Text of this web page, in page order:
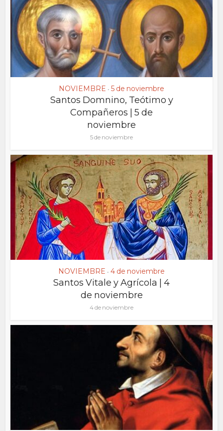
NOVIEMBRE • 5 de noviembre
Santos Domnino, Teótimo y
Compañeros | 5 de
noviembre
5 de noviembre
NOVIEMBRE • 4 de noviembre
Santos Vitale y Agrícola | 4
de noviembre
4 de noviembre